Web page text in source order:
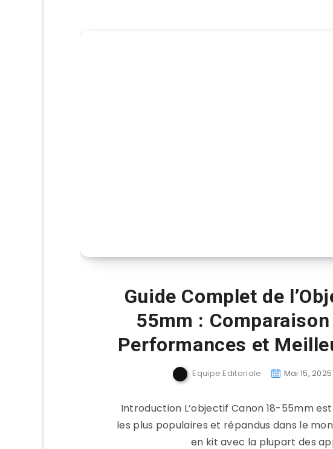
Guide Complet de
55mm :
Performances et
Equipe Editoriale Mai 15, 2025
Introduction L’objectif Canon 18-55mm
les plus populaires et répandus dans le
en kit avec la plupart des